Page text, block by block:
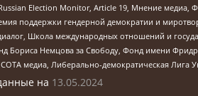
Election Monitor, Article 19, Мнение
поддержки гендерной демократии и
Школа международных отношений и
Немцова за Свободу, Фонд имени
медиа, Либерально-демократическая Лига
на 13.05.2024